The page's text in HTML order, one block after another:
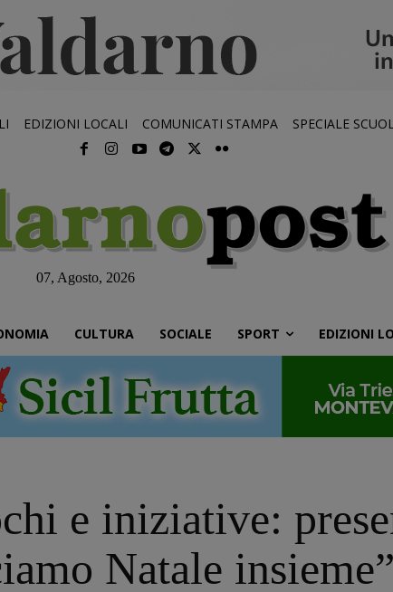
EDIZIONI LOCALI COMUNICATI STAMPA SPECIALE
07, Agosto, 2026
CULTURA SOCIALE SPORT EDIZIONI
e iniziative:
Natale